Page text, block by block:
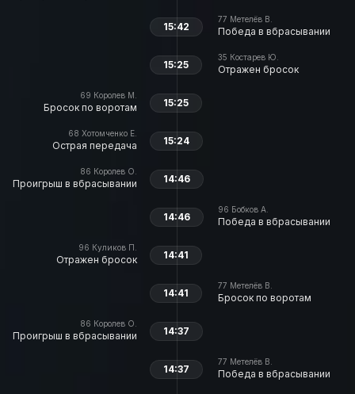
77 Метелёв В.
Победа в вбрасывании
15:42
35 Костарев Ю.
Отражен бросок
15:25
69 Королев М.
Бросок по воротам 15:25
68 Хотомченко Е.
Острая передача 15:24
86 Королев О.
Проигрыш в вбрасывании 14:46
96 Бобков А.
Победа в вбрасывании
14:46
96 Куликов П.
Отражен бросок 14:41
77 Метелёв В.
Бросок по воротам
14:41
86 Королев О.
Проигрыш в вбрасывании 14:37
77 Метелёв В.
Победа в вбрасывании
14:37